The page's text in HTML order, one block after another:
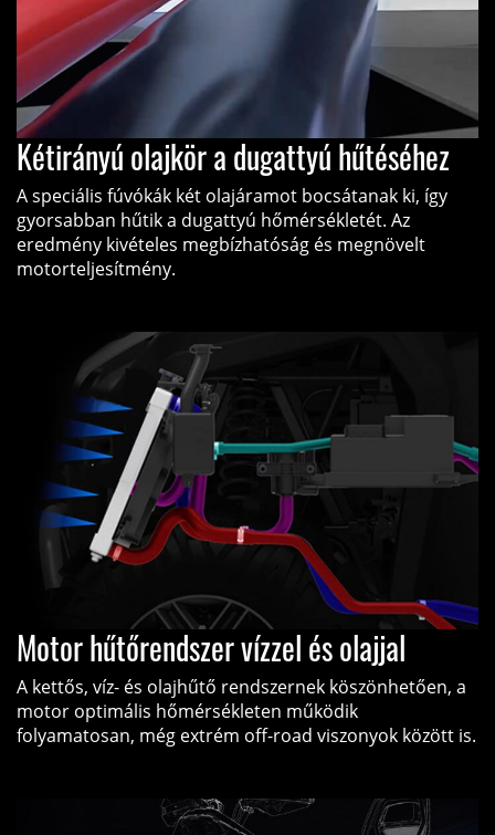
Kétirányú olajkör a dugattyú hűtéséhez
A speciális fúvókák két olajáramot bocsátanak ki, így
gyorsabban hűtik a dugattyú hőmérsékletét. Az
eredmény kivételes megbízhatóság és megnövelt
motorteljesítmény.
Motor hűtőrendszer vízzel és olajjal
A kettős, víz- és olajhűtő rendszernek köszönhetően, a
motor optimális hőmérsékleten működik
folyamatosan, még extrém off-road viszonyok között is.